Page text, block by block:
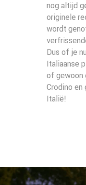
nog altijd
originele
wordt
Dus of je
Italiaanse
of gewoon
Crodino en
Italië!